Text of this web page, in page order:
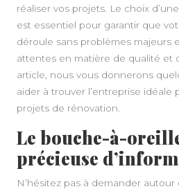
réaliser vos projets. Le choix
est essentiel pour garantir que
déroule sans problèmes majeurs
attentes en matière de qualité et
article, nous vous donnerons
aider à trouver l’entreprise idéale
projets de rénovation.
Le bouche-à-
précieuse
N’hésitez pas à demander autour
A PROPOS